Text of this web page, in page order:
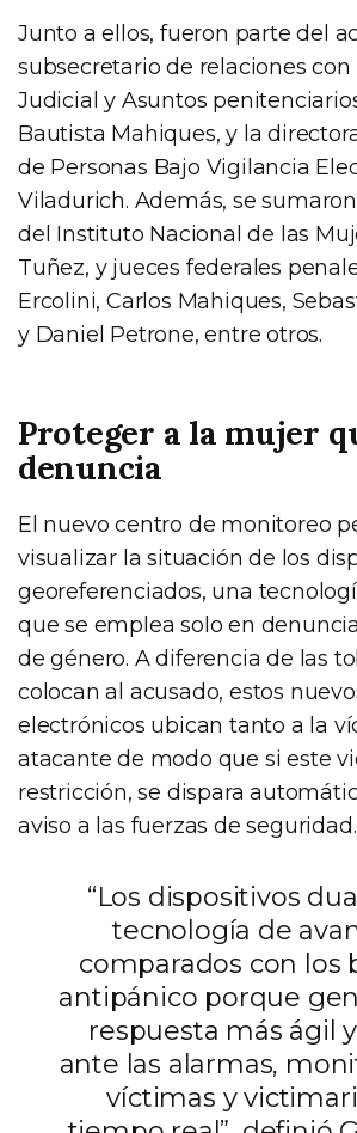
Junto a ellos, fueron parte del
subsecretario de relaciones con
Judicial y Asuntos
Bautista Mahiques, y la
de Personas Bajo Vigilancia
Viladurich. Además, se
del Instituto Nacional de las
Tuñez, y jueces federales
Ercolini, Carlos Mahiques,
y Daniel Petrone, entre otros.
Proteger a la mujer
denuncia
El nuevo centro de monitoreo
visualizar la situación de los
georeferenciados, una
que se emplea solo en
de género. A diferencia de las
colocan al acusado, estos
electrónicos ubican tanto a la
atacante de modo que si este
restricción, se dispara
aviso a las fuerzas de seguridad.
“Los dispositivos
tecnología de
comparados con los
antipánico porque
respuesta más ágil
ante las alarmas,
víctimas y